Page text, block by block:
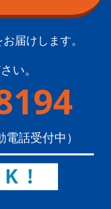
届けします。
い。
話受付中）